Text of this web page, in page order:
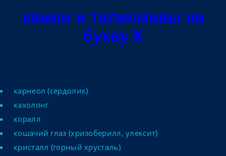
камни и талисманы на
букву К
карнеол (сердолик)
кахолонг
коралл
кошачий глаз (хризоберилл, улексит)
кристалл (горный хрусталь)